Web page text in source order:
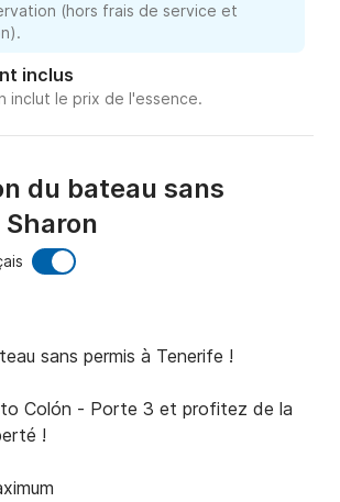
(hors frais de service et
inclus
inclut le prix de l'essence.
du bateau sans
sans permis à Tenerife !
Colón - Porte 3 et profitez de la
!